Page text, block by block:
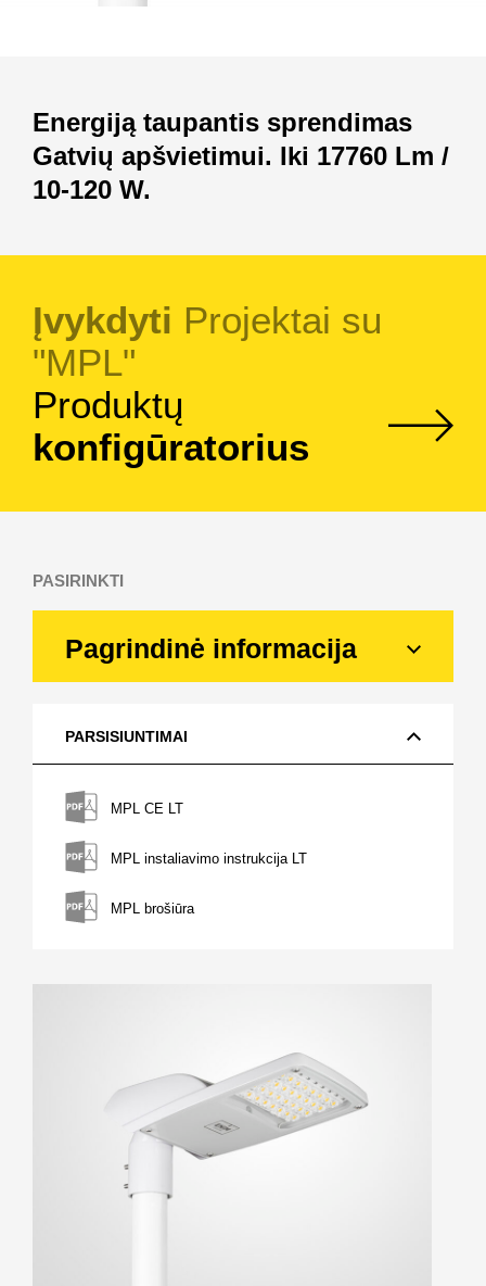
Energiją taupantis sprendimas
Gatvių apšvietimui. Iki 17760 Lm /
10-120 W.
Įvykdyti Projektai su
"MPL"
Produktų
konfigūratorius
PASIRINKTI
Pagrindinė informacija
PARSISIUNTIMAI
MPL CE LT
MPL instaliavimo instrukcija LT
MPL brošiūra